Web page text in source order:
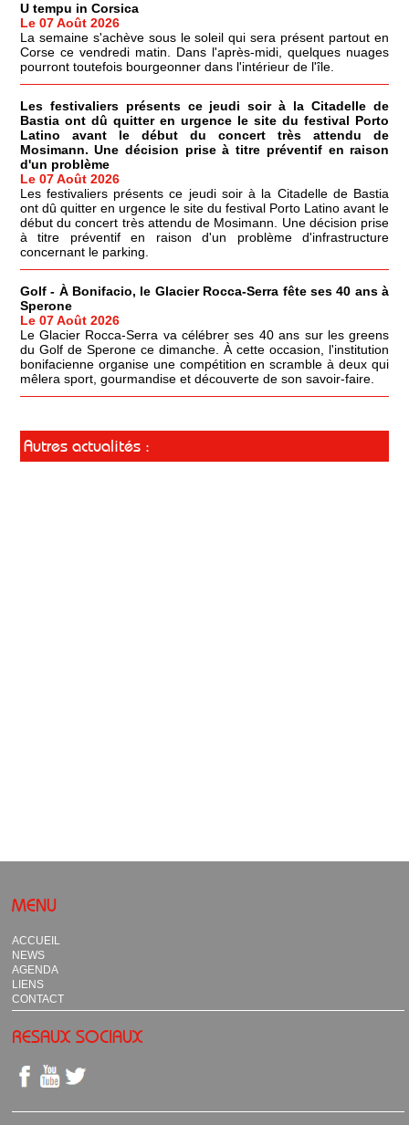
U tempu in Corsica
Le 07 Août 2026
La semaine s'achève sous le soleil qui sera présent partout en
Corse ce vendredi matin. Dans l'après-midi, quelques nuages
pourront toutefois bourgeonner dans l'intérieur de l'île.
Les festivaliers présents ce jeudi soir à la Citadelle de
Bastia ont dû quitter en urgence le site du festival Porto
Latino avant le début du concert très attendu de
Mosimann. Une décision prise à titre préventif en raison
d'un problème
Le 07 Août 2026
Les festivaliers présents ce jeudi soir à la Citadelle de Bastia
ont dû quitter en urgence le site du festival Porto Latino avant le
début du concert très attendu de Mosimann. Une décision prise
à titre préventif en raison d'un problème d'infrastructure
concernant le parking.
Golf - À Bonifacio, le Glacier Rocca-Serra fête ses 40 ans à
Sperone
Le 07 Août 2026
Le Glacier Rocca-Serra va célébrer ses 40 ans sur les greens
du Golf de Sperone ce dimanche. À cette occasion, l'institution
bonifacienne organise une compétition en scramble à deux qui
mêlera sport, gourmandise et découverte de son savoir-faire.
Autres actualités :
MENU
ACCUEIL
NEWS
AGENDA
LIENS
CONTACT
RESAUX SOCIAUX